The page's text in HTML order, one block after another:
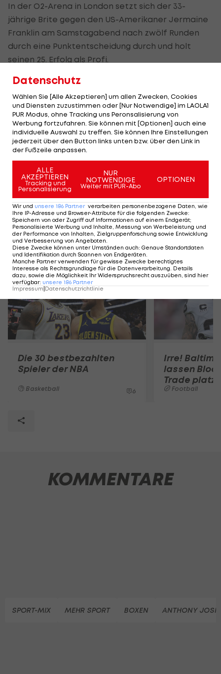
In der O2-Arena in London setzt sich der 33-
jährige Brite gegen den US-Amerikaner Jermaine
Franklin am Samstagabend nach zwölf Runden
durch eine Punktentscheidung durch und holt
seinen 25. Erfolg als Profi.
Der knapp zwei Meter große Hüne hielt den vier
Jahre jüngeren Kontrahenten in einem taktisch
geprägten Duell dank der deutlich besseren
Reichweite auf Distanz und landete die
präziseren Treffer.
Franklin, der im vergangenen November seine
einzige Niederlage nach Punkten gegen Dillian
Whyte kassiert hatte, konterte zwar wiederholt
mit furiosen Schlagkombinationen. Joshua behielt
aber in den meisten Runden die Oberhand.
Mehr zum Thema
Die 30 bestbezahlten
Spieler der NBA
Basketball 6
Irre!
lassen
Trade
Football
KOMMENTARE
SPORT-MIX MEHR SPORT BOXEN ANTHONY
Datenschutz
Wählen Sie [Alle Akzeptieren] um allen Zwecken, Cookies
und Diensten zuzustimmen oder [Nur Notwendige] im LAOLA1
PUR Modus, ohne Tracking uns Peronsalisierung von
Werbung fortzufahren. Sie können mit [Optionen] auch eine
individuelle Auswahl zu treffen. Sie können Ihre Einstellungen
jederzeit über den Button links unten bzw. über den Link in
der Fußzeile anpassen.
ALLE
AKZEPTIEREN
Tracking und
Personalisierung
NUR
NOTWENDIGE
Weiter mit PUR-Abo
OPTIONEN
Wir und unsere 186 Partner verarbeiten personenbezogene Daten, wie
Ihre IP-Adresse und Browser-Attribute für die folgenden Zwecke:
Speichern von oder Zugriff auf Informationen auf einem Endgerät;
Personalisierte Werbung und Inhalte, Messung von Werbeleistung und
der Performance von Inhalten, Zielgruppenforschung sowie Entwicklung
und Verbesserung von Angeboten.
Diese Zwecke können unter Umständen auch: Genaue Standortdaten
und Identifikation durch Scannen von Endgeräten.
Manche Partner verwenden für gewisse Zwecke berechtigtes
Interesse als Rechtsgrundlage für die Datenverarbeitung. Details
dazu, sowie die Möglichkeit Ihr Widerspruchsrecht auszuüben, sind hier
verfügbar: unsere 186 Partner
Impressum Datenschutzrichtlinie